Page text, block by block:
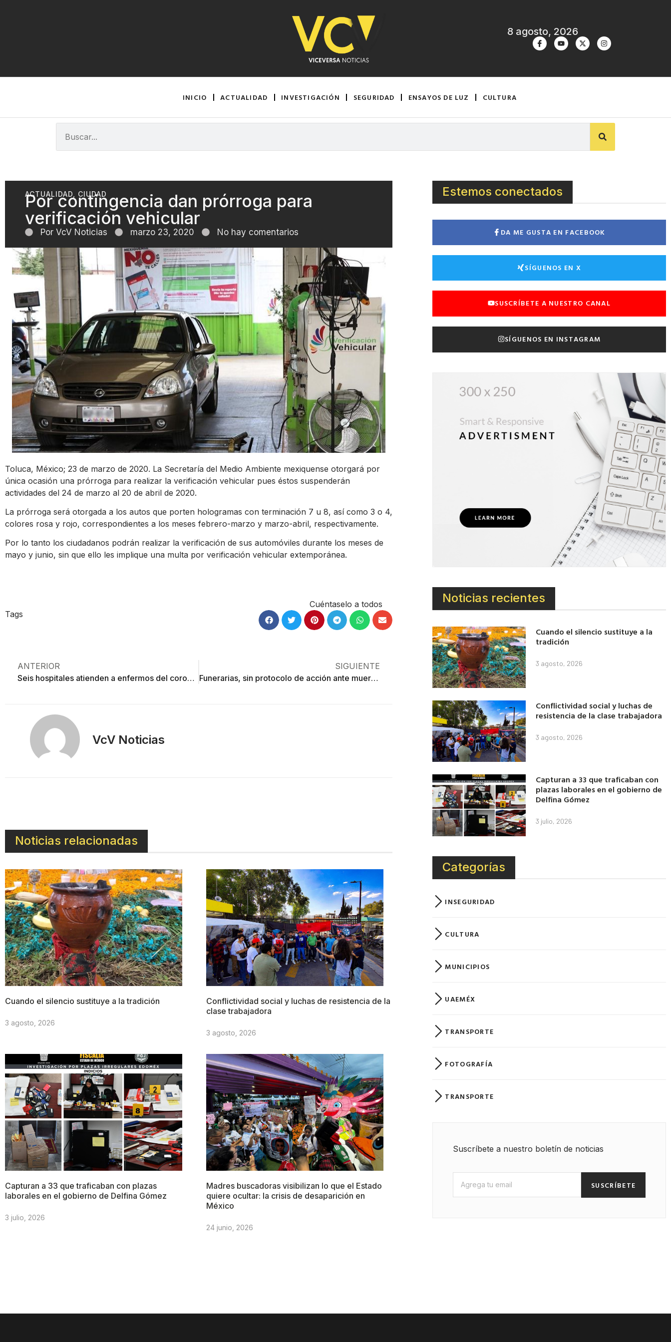
8 agosto, 2026
INICIO ACTUALIDAD INVESTIGACIÓN SEGURIDAD ENSAYOS DE LUZ CULTURA
ACTUALIDAD CIUDAD
Por contingencia dan prórroga para
verificación vehicular
Por VcV Noticias marzo 23, 2020 No hay comentarios
Toluca, México; 23 de marzo de 2020. La Secretaría del Medio Ambiente mexiquense otorgará por
única ocasión una prórroga para realizar la verificación vehicular pues éstos suspenderán
actividades del 24 de marzo al 20 de abril de 2020.
La prórroga será otorgada a los autos que porten hologramas con terminación 7 u 8, así como 3 o 4,
colores rosa y rojo, correspondientes a los meses febrero-marzo y marzo-abril, respectivamente.
Por lo tanto los ciudadanos podrán realizar la verificación de sus automóviles durante los meses de
mayo y junio, sin que ello les implique una multa por verificación vehicular extemporánea.
Tags
Cuéntaselo a todos
ANTERIOR
Seis hospitales atienden a enfermos del coronavirus… en todo el estado
SIGUIENTE
Funerarias, sin protocolo de acción ante muerte por coronavirus
VcV Noticias
Noticias relacionadas
Cuando el silencio sustituye a la tradición
3 agosto, 2026
Conflictividad social y luchas de resistencia de la
clase trabajadora
3 agosto, 2026
Capturan a 33 que traficaban con plazas
laborales en el gobierno de Delfina Gómez
3 julio, 2026
Madres buscadoras visibilizan lo que el Estado
quiere ocultar: la crisis de desaparición en
México
24 junio, 2026
Estemos conectados
DA ME GUSTA EN FACEBOOK
SÍGUENOS EN X
SUSCRÍBETE A NUESTRO CANAL
SÍGUENOS EN INSTAGRAM
Noticias recientes
Cuando el silencio sustituye a la
tradición
3 agosto, 2026
Conflictividad social y luchas de
resistencia de la clase trabajadora
3 agosto, 2026
Capturan a 33 que traficaban con
plazas laborales en el gobierno de
Delfina Gómez
3 julio, 2026
Categorías
INSEGURIDAD
CULTURA
MUNICIPIOS
UAEMÉX
TRANSPORTE
FOTOGRAFÍA
TRANSPORTE
Suscríbete a nuestro boletín de noticias
SUSCRÍBETE